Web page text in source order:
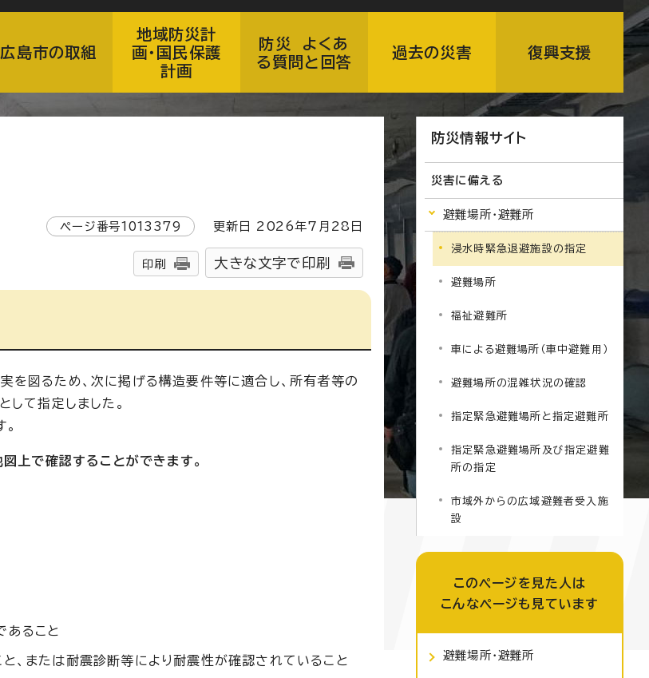
広島市の取組
地域防災計
画・国民保護
計画
防災 よくあ
る質問と回答
過去の災害 復興支援
ページ番号1013379 更新日 2026年7月 28 日
印刷 大きな文字で印刷
を図るため、次に掲げる構造要件等に適合し、所有者等の
して指定しました。
上で確認することができます。
あること
、または耐震診断等により耐震性が確認されていること
防災情報サイト
災害に備える
避難場所・避難所
浸水時緊急退避施設の指定
避難場所
福祉避難所
車による避難場所（車中避難用）
避難場所の混雑状況の確認
指定緊急避難場所と指定避難所
指定緊急避難場所及び指定避難
所の指定
市域外からの広域避難者受入施
設
このページを見た人は
こんなページも見ています
避難場所・避難所